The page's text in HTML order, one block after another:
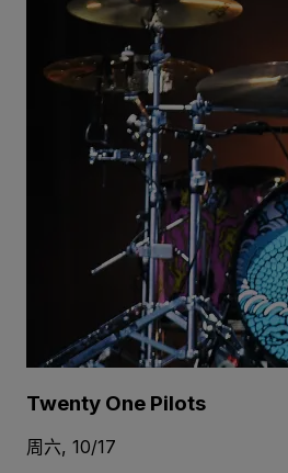
Twenty One Pilots
周六, 10/17